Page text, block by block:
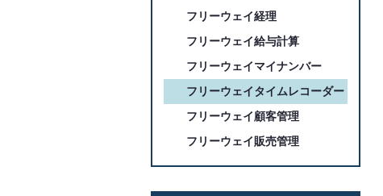
フリーウェイ経理
フリーウェイ給与計算
フリーウェイマイナンバー
フリーウェイタイムレコーダー
フリーウェイ顧客管理
フリーウェイ販売管理